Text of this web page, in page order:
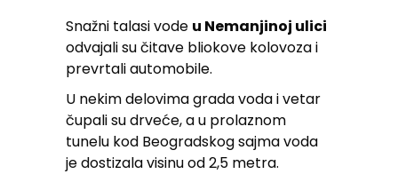
Snažni talasi vode u Nemanjinoj ulici
odvajali su čitave bliokove kolovoza i
prevrtali automobile.
U nekim delovima grada voda i vetar
čupali su drveće, a u prolaznom
tunelu kod Beogradskog sajma voda
je dostizala visinu od 2,5 metra.